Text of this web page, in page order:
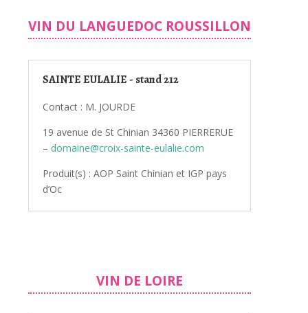
VIN DU LANGUEDOC ROUSSILLON
SAINTE EULALIE - stand 212
Contact : M. JOURDE
19 avenue de St Chinian 34360 PIERRERUE
– domaine@croix-sainte-eulalie.com
Produit(s) : AOP Saint Chinian et IGP pays
d’Oc
VIN DE LOIRE